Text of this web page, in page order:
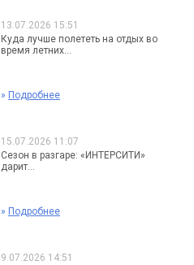
13.07.2026 15:51
Куда лучше полететь на отдых во
время летних...
» Подробнее
15.07.2026 11:07
Сезон в разгаре: «ИНТЕРСИТИ»
дарит...
» Подробнее
9.07.2026 14:51